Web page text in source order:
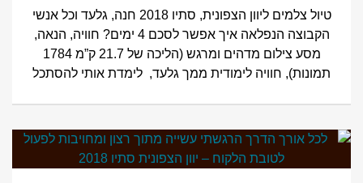
טיול צלמים ליוון הצפונית, סתיו 2018 חנה, גלעד וכל אנשי
הקבוצה הנפלאה איך אפשר לסכם 4 ימים? חוויה, הנאה,
מסע צילום מדהים ומרגש (הליכה של 21.7 ק”מ 1784
תמונות), חוויה לימודית ממך גלעד, לימדת אותי להסתכל